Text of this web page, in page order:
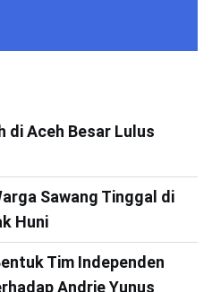
di Aceh Besar Lulus
Sawang Tinggal di
Huni
Tim Independen
Andrie Yunus